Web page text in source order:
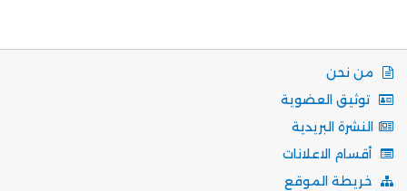
من نحن
توثيق العضوية
النشرة البريدية
أقسام الاعلانات
خريطة الموقع